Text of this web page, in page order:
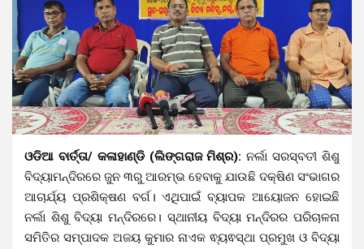
ଓଡିଆ ବାର୍ତ୍ତା/ କଳାହାଣ୍ଡି (ଲିଙ୍ଗରାଜ ମିଶ୍ର): ନର୍ଲା ସରସ୍ବତୀ ଶିଶୁ
ବିଦ୍ୟାମନ୍ଦିରରେ ଜୁନ ୩ରୁ ଆରମ୍ଭ ହେବାକୁ ଯାଉଛି ଦକ୍ଷିଣ ସଂଭାଗର
ଆଚାର୍ଯ୍ୟ ପ୍ରଶିକ୍ଷଣ ବର୍ଗ। ଏଥିପାଇଁ ବ୍ୟାପକ ଆୟୋଜନ ହୋଇଛି
ନର୍ଲା ଶିଶୁ ବିଦ୍ୟା ମନ୍ଦିରରେ। ସ୍ଥାନୀୟ ବିଦ୍ୟା ମନ୍ଦିରର ପରିଚାଳନା
ସମିତିର ସମ୍ପାଦକ ଅଜୟ କୁମାର ନାଏକ ଵ୍ୟଵସ୍ଥା ପ୍ରମୁଖ ଓ ବିଦ୍ୟା